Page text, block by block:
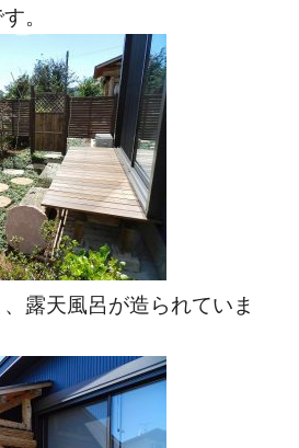
。
露天風呂が造られていま